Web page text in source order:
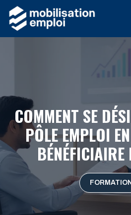
Aller
au
contenu
COMMENT SE
PÔLE EMPLOI
BÉNÉFICIAIRE
FORMATION